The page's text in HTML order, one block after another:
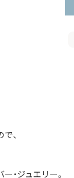
、
・ジュエリー。